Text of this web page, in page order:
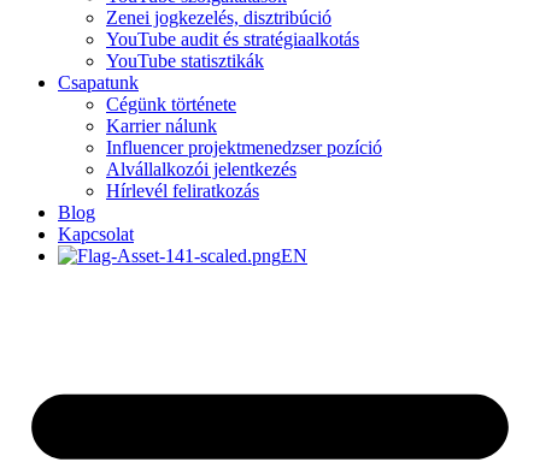
Zenei jogkezelés, disztribúció
YouTube audit és stratégiaalkotás
YouTube statisztikák
Csapatunk
Cégünk története
Karrier nálunk
Influencer projektmenedzser pozíció
Alvállalkozói jelentkezés
Hírlevél feliratkozás
Blog
Kapcsolat
EN